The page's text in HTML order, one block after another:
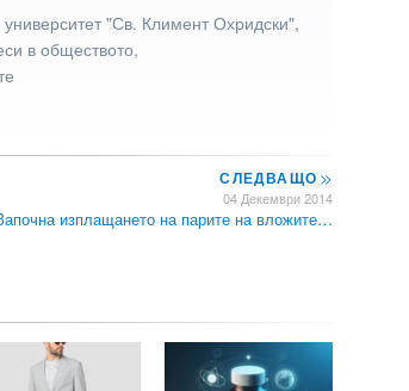
"Св. Климент Охридски",
в обществото,
СЛЕДВАЩО>>
04 Декември 2014
изплащането на парите на вложите…